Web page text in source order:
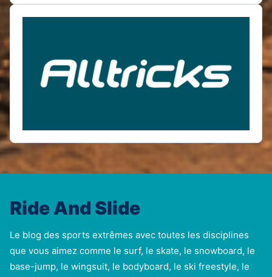
Ride And Slide
Le blog des sports extrêmes avec toutes les disciplines
que vous aimez comme le surf, le skate, le snowboard, le
base-jump, le wingsuit, le bodyboard, le ski freestyle, le